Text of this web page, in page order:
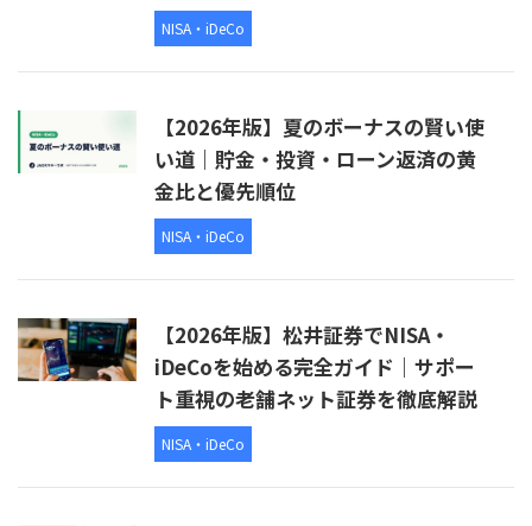
NISA・iDeCo
【2026年版】夏のボーナスの賢い使
い道｜貯金・投資・ローン返済の黄
金比と優先順位
NISA・iDeCo
【2026年版】松井証券でNISA・
iDeCoを始める完全ガイド｜サポー
ト重視の老舗ネット証券を徹底解説
NISA・iDeCo